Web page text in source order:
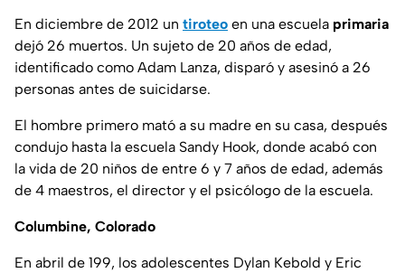
En diciembre de 2012 un tiroteo en una escuela primaria
dejó 26 muertos. Un sujeto de 20 años de edad,
identificado como Adam Lanza, disparó y asesinó a 26
personas antes de suicidarse.
El hombre primero mató a su madre en su casa, después
condujo hasta la escuela Sandy Hook, donde acabó con
la vida de 20 niños de entre 6 y 7 años de edad, además
de 4 maestros, el director y el psicólogo de la escuela.
Columbine, Colorado
En abril de 199, los adolescentes Dylan Kebold y Eric